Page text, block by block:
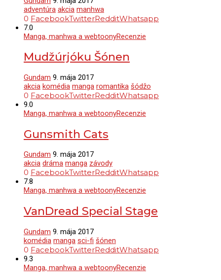
adventúra akcia manhwa
0 FacebookTwitterRedditWhatsapp
7.0
Manga, manhwa a webtoonyRecenzie
Mudžúrjóku Šónen
Gundam 9. mája 2017
akcia komédia manga romantika šódžo
0 FacebookTwitterRedditWhatsapp
9.0
Manga, manhwa a webtoonyRecenzie
Gunsmith Cats
Gundam 9. mája 2017
akcia dráma manga závody
0 FacebookTwitterRedditWhatsapp
7.8
Manga, manhwa a webtoonyRecenzie
VanDread Special Stage
Gundam 9. mája 2017
komédia manga sci-fi šónen
0 FacebookTwitterRedditWhatsapp
9.3
Manga, manhwa a webtoonyRecenzie